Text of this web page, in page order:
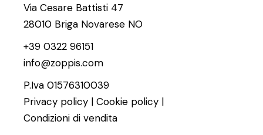
Via Cesare Battisti 47
28010 Briga Novarese NO
+39 0322 96151
info@zoppis.com
P.Iva 01576310039
Privacy policy |Cookie policy |
Condizioni di vendita